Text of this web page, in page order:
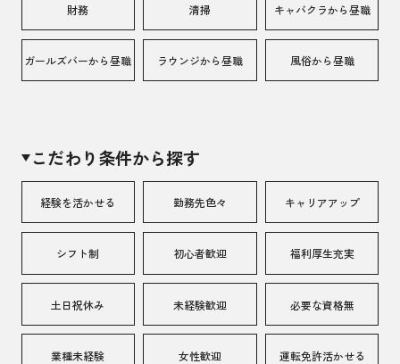
財務 清掃 キャバクラから昼職
ガールズバーから昼職 ラウンジから昼職 風俗から昼職
こだわり条件から探す
経験を活かせる 勤務先色々 キャリアアップ
シフト制 初心者歓迎 福利厚生充実
土日祝休み 未経験歓迎 必要な資格無
業種未経験 女性歓迎 運転免許活かせる